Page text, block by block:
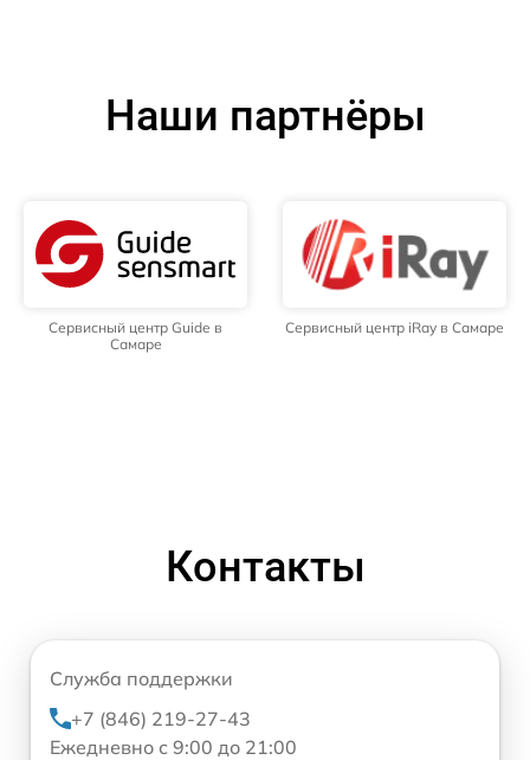
Наши партнёры
Сервисный центр Guide в
Самаре
Сервисный центр iRay в Самаре
Контакты
Служба поддержки
+7 (846) 219-27-43
Ежедневно с 9:00 до 21:00